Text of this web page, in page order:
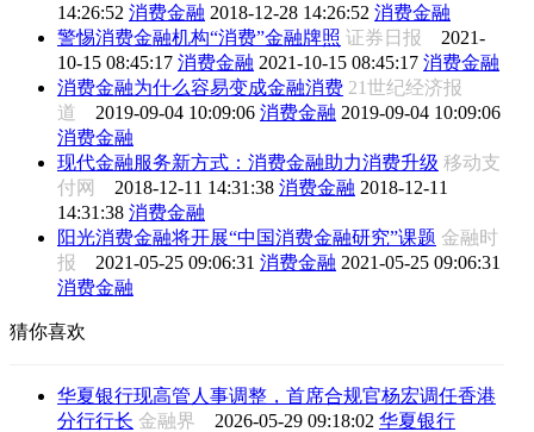
14:26:52 消费金融 2018-12-28 14:26:52 消费金融
警惕消费金融机构“消费”金融牌照 证券日报 2021-
10-15 08:45:17 消费金融 2021-10-15 08:45:17 消费金融
消费金融为什么容易变成金融消费 21世纪经济报
道 2019-09-04 10:09:06 消费金融 2019-09-04 10:09:06
消费金融
现代金融服务新方式：消费金融助力消费升级 移动支
付网 2018-12-11 14:31:38 消费金融 2018-12-11
14:31:38 消费金融
阳光消费金融将开展“中国消费金融研究”课题 金融时
报 2021-05-25 09:06:31 消费金融 2021-05-25 09:06:31
消费金融
猜你喜欢
华夏银行现高管人事调整，首席合规官杨宏调任香港
分行行长 金融界 2026-05-29 09:18:02 华夏银行